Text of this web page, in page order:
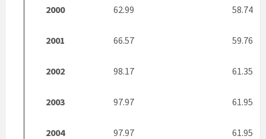
2000 62.99 58.74
2001 66.57 59.76
2002 98.17 61.35
2003 97.97 61.95
2004 97.97 61.95